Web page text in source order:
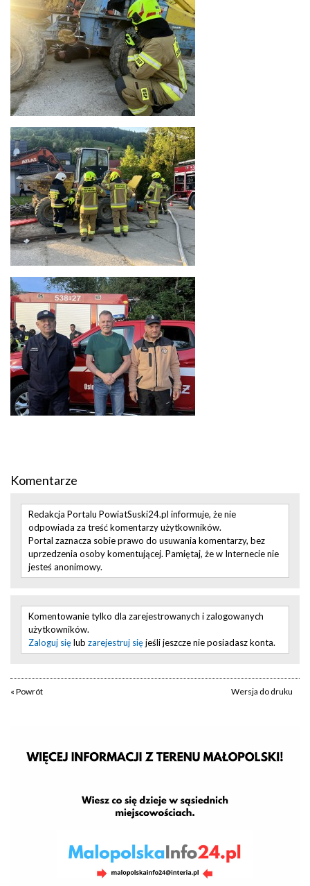
Komentarze
Redakcja Portalu PowiatSuski24.pl informuje, że nie
odpowiada za treść komentarzy użytkowników.
Portal zaznacza sobie prawo do usuwania komentarzy, bez
uprzedzenia osoby komentującej. Pamiętaj, że w Internecie nie
jesteś anonimowy.
Komentowanie tylko dla zarejestrowanych i zalogowanych
użytkowników.
Zaloguj sięlub zarejestruj sięjeśli jeszcze nie posiadasz konta.
« Powrót Wersja do druku